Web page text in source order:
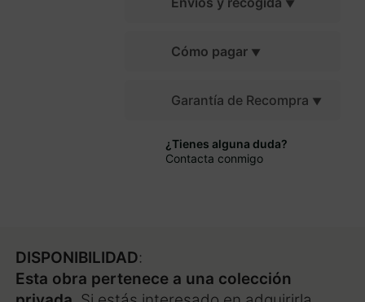
Cómo pagar
Garantía de Recompra
¿Tienes alguna duda?
Contacta conmigo
DISPONIBILIDAD:
Esta obra pertenece a una colección